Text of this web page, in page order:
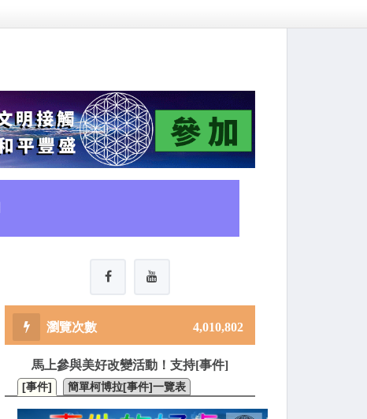
4,010,802
馬上參與美好改變活動！支持[事件]
[事件] 簡單柯博拉[事件]一覽表